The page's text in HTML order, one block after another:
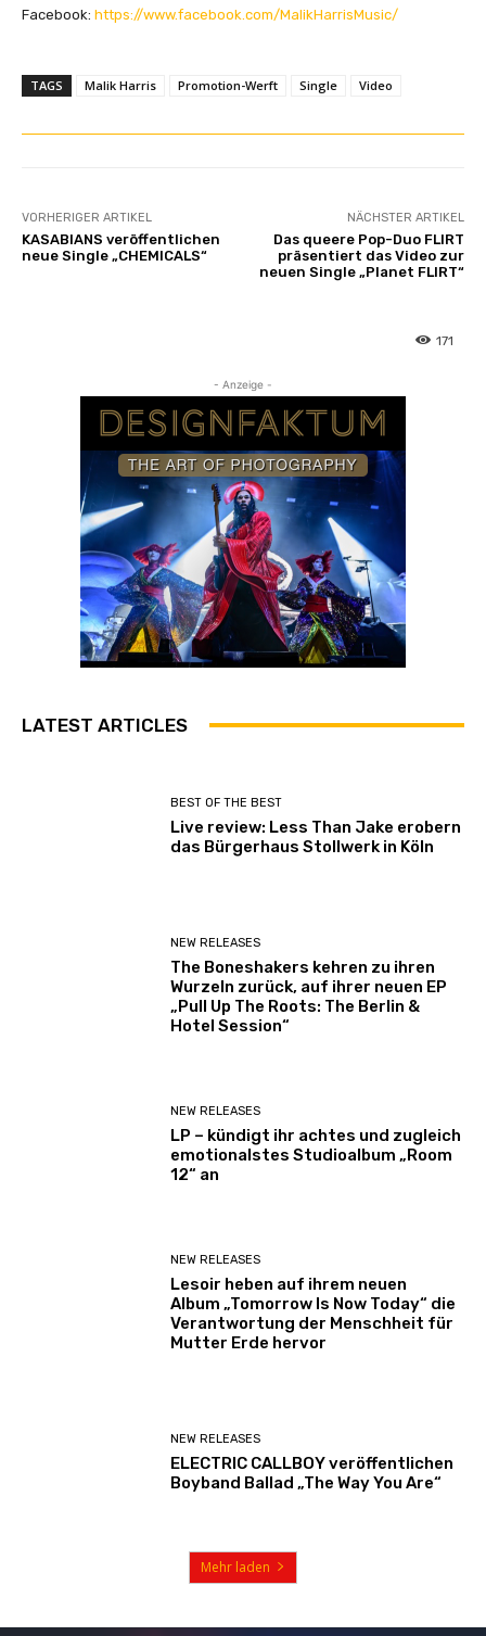
Facebook: https://www.facebook.com/MalikHarrisMusic/
TAGS Malik Harris Promotion-Werft Single Video
VORHERIGER ARTIKEL
KASABIANS veröffentlichen
neue Single „CHEMICALS“
NÄCHSTER ARTIKEL
Das queere Pop-Duo FLIRT
präsentiert das Video zur
neuen Single „Planet FLIRT“
171
- Anzeige -
LATEST ARTICLES
BEST OF THE BEST
Live review: Less Than Jake erobern
das Bürgerhaus Stollwerk in Köln
NEW RELEASES
The Boneshakers kehren zu ihren
Wurzeln zurück, auf ihrer neuen EP
„Pull Up The Roots: The Berlin &
Hotel Session“
NEW RELEASES
LP – kündigt ihr achtes und zugleich
emotionalstes Studioalbum „Room
12“ an
NEW RELEASES
Lesoir heben auf ihrem neuen
Album „Tomorrow Is Now Today“ die
Verantwortung der Menschheit für
Mutter Erde hervor
NEW RELEASES
ELECTRIC CALLBOY veröffentlichen
Boyband Ballad „The Way You Are“
Mehr laden